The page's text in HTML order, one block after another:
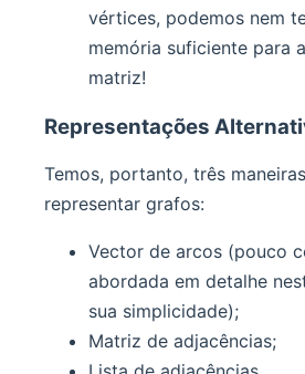
vértices, podemos nem
memória suficiente para
matriz!
Representações
Temos, portanto, três
representar grafos:
Vector de arcos (pouco
abordada em detalhe
sua simplicidade);
Matriz de adjacências;